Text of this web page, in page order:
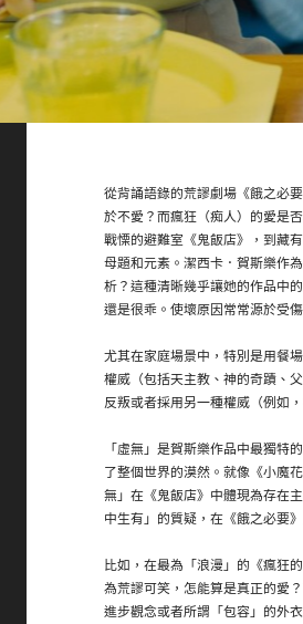
從背誦語錄的荒謬劇場《餓之必
於不愛？而瘋狂（痴人）的愛是
戰慄的避難室《鬼飯店》，到藏
母題和元素。潔西卡．賀斯樂作
析？這種清晰幾乎讓她的作品中
還是很乖。使壞原因常常源於受
尤其在家庭場景中，特別是用餐
權威（包括天主教、神的奇蹟、
反叛或者採用另一種權威（例如
「虛無」是賀斯樂作品中最獨特
了整個世界的漠然。就像《小魔
無」在《鬼飯店》中體現為存在
中生有」的質疑，在《餓之必要
比如，在最為「浪漫」的《瘋狂
為荒謬可笑，怎能算是真正的愛
進步觀念或者所謂「包容」的外